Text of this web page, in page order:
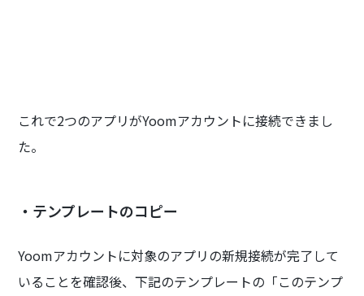
これで2つのアプリがYoomアカウントに接続できまし
た。
・テンプレートのコピー
Yoomアカウントに対象のアプリの新規接続が完了して
いることを確認後、下記のテンプレートの「このテンプ